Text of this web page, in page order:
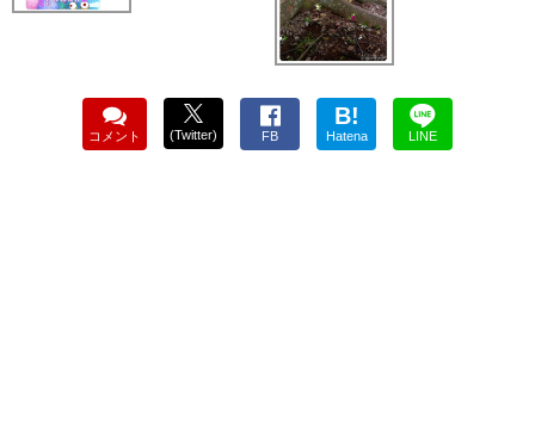
コメント (Twitter) FB
B!
Hatena LINE